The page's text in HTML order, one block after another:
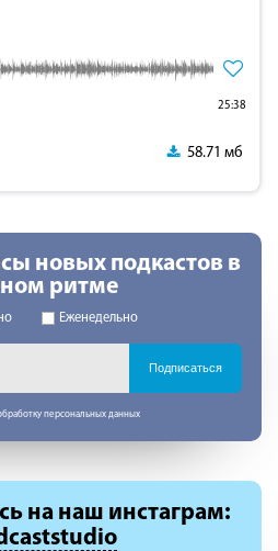
25:38
58.71 мб
новых подкастов в
ритме
Еженедельно
Подписаться
персональных данных
на наш инстаграм: